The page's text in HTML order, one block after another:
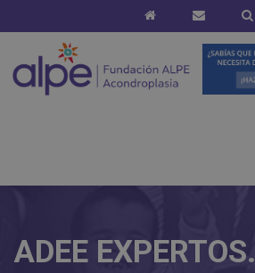
ADEE EXPERTOS.